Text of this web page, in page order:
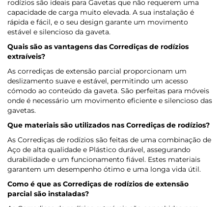
rodízios são ideais para Gavetas que não requerem uma
capacidade de carga muito elevada. A sua instalação é
rápida e fácil, e o seu design garante um movimento
estável e silencioso da gaveta.
Quais são as vantagens das Corrediças de rodízios
extraíveis?
As corrediças de extensão parcial proporcionam um
deslizamento suave e estável, permitindo um acesso
cómodo ao conteúdo da gaveta. São perfeitas para móveis
onde é necessário um movimento eficiente e silencioso das
gavetas.
Que materiais são utilizados nas Corrediças de rodízios?
As Corrediças de rodízios são feitas de uma combinação de
Aço de alta qualidade e Plástico durável, assegurando
durabilidade e um funcionamento fiável. Estes materiais
garantem um desempenho ótimo e uma longa vida útil.
Como é que as Corrediças de rodízios de extensão
parcial são instaladas?